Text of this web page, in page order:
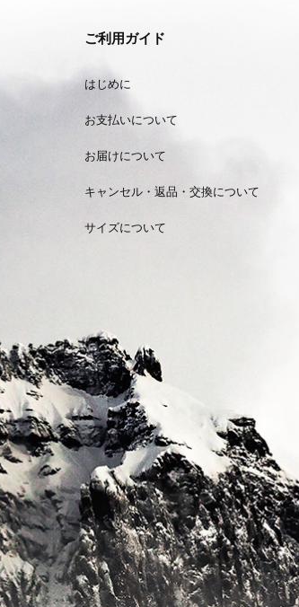
ご利用ガイド
はじめに
お支払いについて
お届けについて
キャンセル・返品・交換について
サイズについて